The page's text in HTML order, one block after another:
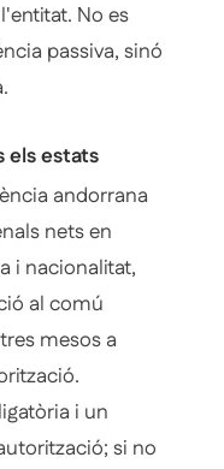
No es
passiva, sinó
els estats
andorrana
nets en
i nacionalitat,
al comú
mesos a
i un
si no